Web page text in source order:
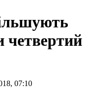
четвертий
07:10